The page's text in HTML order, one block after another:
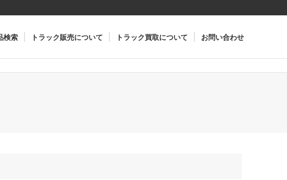
検索 トラック販売について トラック買取について お問い合わせ